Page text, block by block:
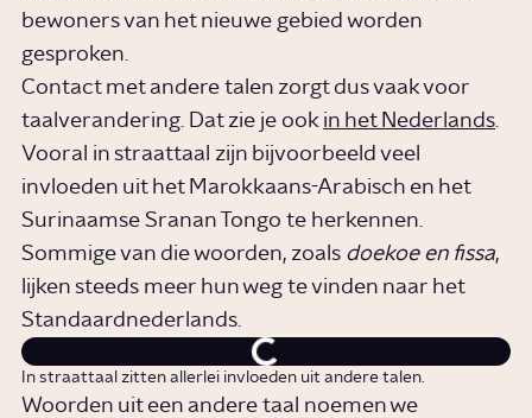
bewoners van het nieuwe gebied worden
gesproken.
Contact met andere talen zorgt dus vaak voor
taalverandering. Dat zie je ook in het Nederlands
Vooral in straattaal zijn bijvoorbeeld veel
invloeden uit het Marokkaans-Arabisch en het
Surinaamse Sranan Tongo te herkennen.
Sommige van die woorden, zoals doekoe en fissa,
lijken steeds meer hun weg te vinden naar het
Standaardnederlands.
In straattaal zitten allerlei invloeden uit andere talen.
Woorden uit een andere taal noemen we